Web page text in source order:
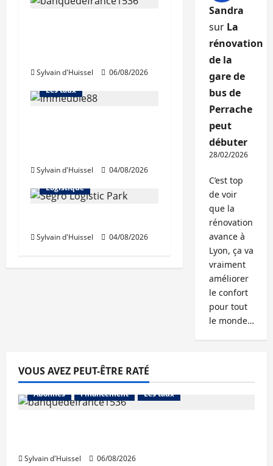
Sylvain d'Huissel 06/08/2026
L'avis des courtiers
Les taux
Sylvain d'Huissel 04/08/2026
Immo d'entreprise
Logistique
Sylvain d'Huissel 04/08/2026
Sandra
sur La
rénovation
de la
gare de
bus de
Perrache
peut
débuter
28/02/2026
C’est top
de voir
que la
rénovation
avance à
Lyon, ça va
vraiment
améliorer
le confort
pour tout
le monde…
VOUS AVEZ PEUT-ÊTRE RATÉ
Abonnés Financement Les taux
Sylvain d'Huissel 06/08/2026
Abonnés Financement